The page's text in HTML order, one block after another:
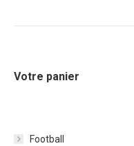
Votre panier
Football